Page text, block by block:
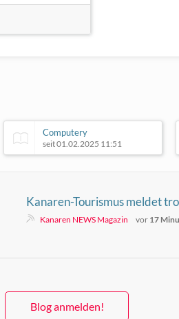
Computery
seit 01.02.2025 11:51
Kanaren-Tourismus meldet
voller Inseln ein Minus
Kanaren NEWS Magazin vor 17
Blog anmelden!